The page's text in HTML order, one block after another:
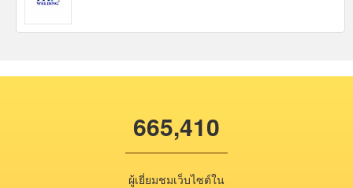
665,410
ผู้เยี่ยมชมเว็บไซต์ใน